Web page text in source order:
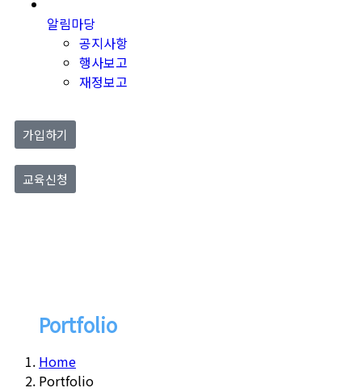
알림마당
공지사항
행사보고
재정보고
가입하기
교육신청
Portfolio
Home
Portfolio